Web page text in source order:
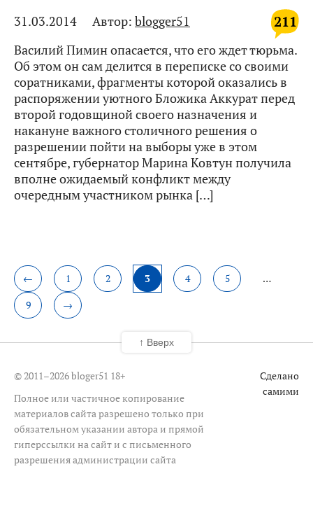
211
31.03.2014 Автор: blogger51
Василий Пимин опасается, что его ждет тюрьма.
Об этом он сам делится в переписке со своими
соратниками, фрагменты которой оказались в
распоряжении уютного Бложика Аккурат перед
второй годовщиной своего назначения и
накануне важного столичного решения о
разрешении пойти на выборы уже в этом
сентябре, губернатор Марина Ковтун получила
вполне ожидаемый конфликт между
очередным участником рынка […]
← 1 2 3 4 5
…
9
→
© 2011–2026 bloger51 18+
Полное или частичное копирование
материалов сайта разрешено только при
обязательном указании автора и прямой
гиперссылки на сайт и с письменного
разрешения администрации сайта
Сделано
самими
↑ Вверх